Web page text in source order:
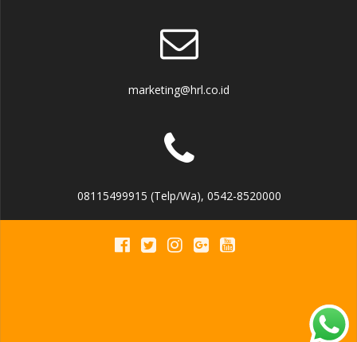
marketing@hrl.co.id
08115499915 (Telp/Wa), 0542-8520000